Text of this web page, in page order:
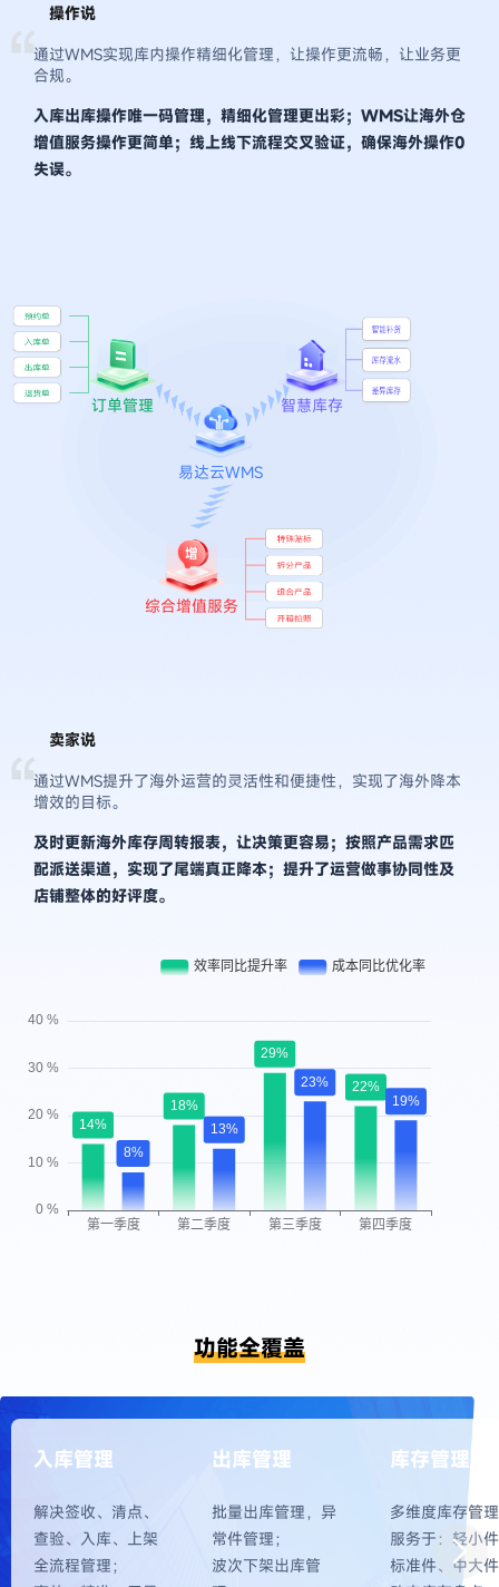
操作说
通过WMS实现库内操作精细化管理，让操作更流畅，让业务更
合规。
入库出库操作唯一码管理，精细化管理更出彩；WMS让海外仓
增值服务操作更简单；线上线下流程交叉验证，确保海外操作0
失误。
“
易达云WMS
订单管理 智慧库存
综合增值服务
卖家说
通过WMS提升了海外运营的灵活性和便捷性，实现了海外降本
增效的目标。
及时更新海外库存周转报表，让决策更容易；按照产品需求匹
配派送渠道，实现了尾端真正降本；提升了运营做事协同性及
店铺整体的好评度。
“
功能全覆盖
入库管理
解决签收、清点、
查验、入库、上架
全流程管理；
出库管理
批量出库管理，异
常件管理；
波次下架出库管
库存管理
多维度库存管
服务于：轻小
标准件、中大